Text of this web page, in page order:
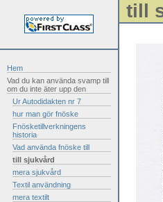
Hem
Vad du kan använda svamp till
om du inte äter upp den
Ur Autodidakten nr 7
hur man gör fnöske
Fnösketillverkningens
historia
Vad använda fnöske till
till sjukvård
mera sjukvård
Textil användning
mera textilt
till